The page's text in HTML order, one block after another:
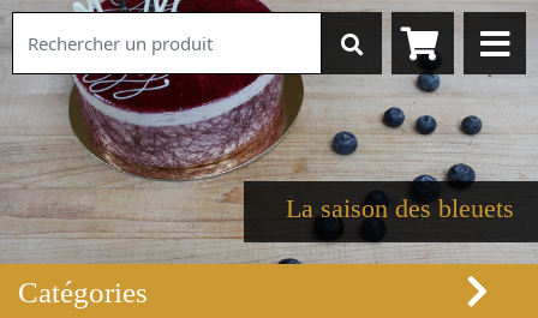
La saison des bleuets
Catégories